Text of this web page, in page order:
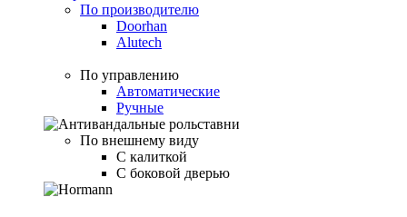
По производителю
Doorhan
Alutech
По управлению
Автоматические
Ручные
По внешнему виду
С калиткой
С боковой дверью